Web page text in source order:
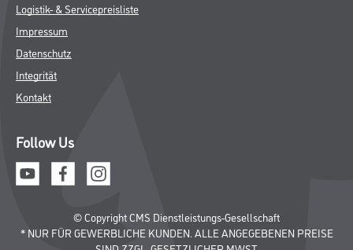
Logistik- & Servicepreisliste
Impressum
Datenschutz
Integrität
Kontakt
Follow Us
© Copyright CMS Dienstleistungs-Gesellschaft
* NUR FÜR GEWERBLICHE KUNDEN. ALLE ANGEGEBENEN PREISE